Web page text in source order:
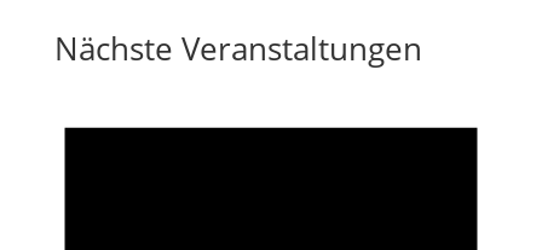
Nächste Veranstaltungen